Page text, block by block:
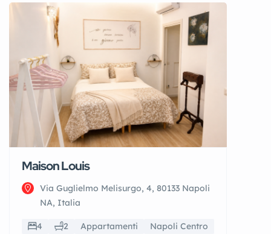
Maison Louis
Via Guglielmo Melisurgo, 4, 80133 Napoli
NA, Italia
4 2 Appartamenti
Napoli Centro